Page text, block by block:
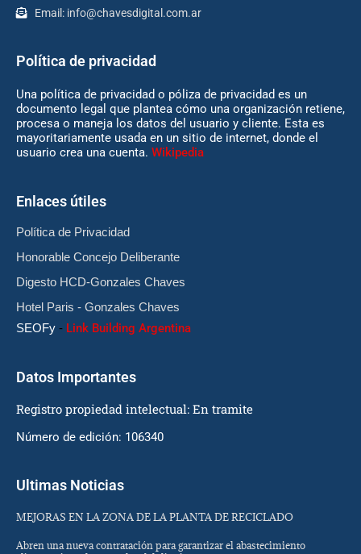
Email: info@chavesdigital.com.ar
Política de privacidad
Una política de privacidad o póliza de privacidad es un
documento legal que plantea cómo una organización retiene,
procesa o maneja los datos del usuario y cliente. Esta es
mayoritariamente usada en un sitio de internet, donde el
usuario crea una cuenta. Wikipedia
Enlaces útiles
Política de Privacidad
Honorable Concejo Deliberante
Digesto HCD-Gonzales Chaves
Hotel Paris - Gonzales Chaves
SEOFy - Link Building Argentina
Datos Importantes
Registro propiedad intelectual: En tramite
Número de edición: 106340
Ultimas Noticias
MEJORAS EN LA ZONA DE LA PLANTA DE RECICLADO
Abren una nueva contratación para garantizar el abastecimiento